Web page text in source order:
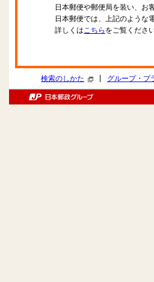
日本郵便や郵便局を装い、お
日本郵便では、上記のような
詳しくはこちら をご覧ください
検索のしかた グループ・プ